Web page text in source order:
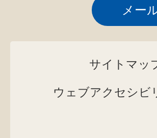
メー
サイトマッ
ウェブアクセシビ